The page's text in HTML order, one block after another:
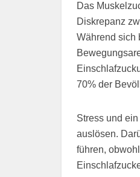
Das
Diskrepanz
Während sich
70% der
Stress und
auslösen.
führen,